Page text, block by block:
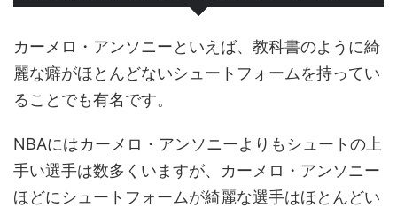
カーメロ・アンソニーといえば、教科書のように綺
麗な癖がほとんどないシュートフォームを持ってい
ることでも有名です。
NBAにはカーメロ・アンソニーよりもシュートの上
手い選手は数多くいますが、カーメロ・アンソニー
ほどにシュートフォームが綺麗な選手はほとんどい